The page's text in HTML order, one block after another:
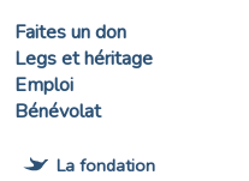
Faites un don
Legs et héritage
Emploi
Bénévolat
La fondation